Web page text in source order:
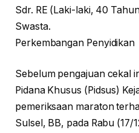
Sdr. RE (Laki-laki, 40
Swasta.
Perkembangan Penyidikan
Sebelum pengajuan cekal
Pidana Khusus (Pidsus)
pemeriksaan maraton
Sulsel, BB, pada Rabu (17/